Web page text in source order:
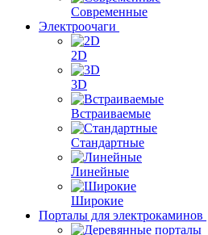
Современные
Электроочаги
2D
3D
Встраиваемые
Стандартные
Линейные
Широкие
Порталы для электрокаминов